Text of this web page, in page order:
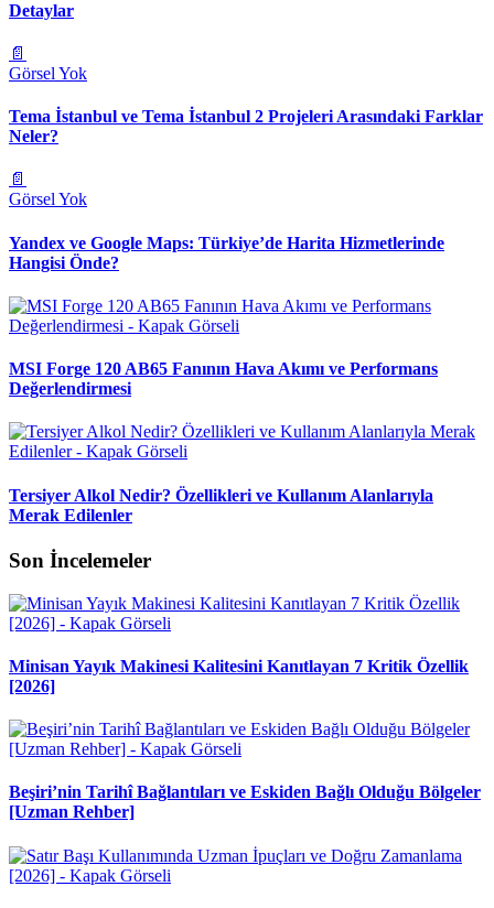
Detaylar
📄
Görsel Yok
Tema İstanbul ve Tema İstanbul 2 Projeleri Arasındaki Farklar
Neler?
📄
Görsel Yok
Yandex ve Google Maps: Türkiye’de Harita Hizmetlerinde
Hangisi Önde?
MSI Forge 120 AB65 Fanının Hava Akımı ve Performans
Değerlendirmesi
Tersiyer Alkol Nedir? Özellikleri ve Kullanım Alanlarıyla
Merak Edilenler
Son İncelemeler
Minisan Yayık Makinesi Kalitesini Kanıtlayan 7 Kritik Özellik
[2026]
Beşiri’nin Tarihî Bağlantıları ve Eskiden Bağlı Olduğu Bölgeler
[Uzman Rehber]